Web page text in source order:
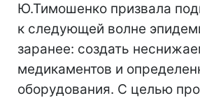
Ю.Тимошенко призвала
к следующей волне
заранее: создать
медикаментов и
оборудования. С целью